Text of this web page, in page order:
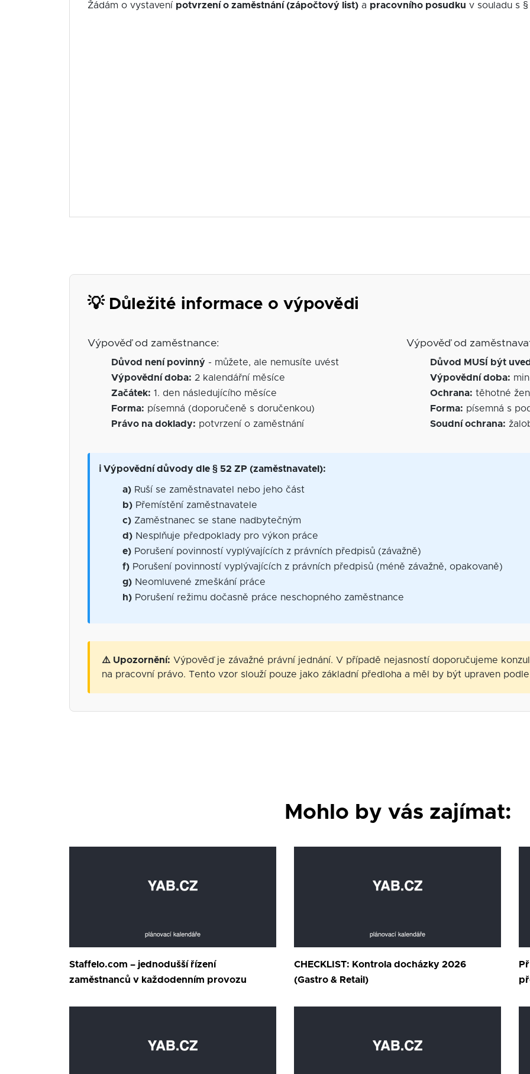
Žádám o vystavení potvrzení o zaměstnání (zápočtový list) a pracovního posudku v souladu s
💡 Důležité informace o výpovědi
Výpověď od zaměstnance:
Důvod není povinný - můžete, ale nemusíte uvést
Výpovědní doba: 2 kalendářní měsíce
Začátek: 1. den následujícího měsíce
Forma: písemná (doporučeně s doručenkou)
Právo na doklady: potvrzení o zaměstnání
Výpověď od
Důvod MUSÍ být
Výpovědní doba:
Ochrana: těhotné
Forma: písemná s
Soudní ochrana:
ℹ️ Výpovědní důvody dle § 52 ZP (zaměstnavatel):
a) Ruší se zaměstnavatel nebo jeho část
b) Přemístění zaměstnavatele
c) Zaměstnanec se stane nadbytečným
d) Nesplňuje předpoklady pro výkon práce
e) Porušení povinností vyplývajících z právních předpisů (závažně)
f) Porušení povinností vyplývajících z právních předpisů (méně závažně, opakovaně)
g) Neomluvené zmeškání práce
h) Porušení režimu dočasně práce neschopného zaměstnance
⚠️ Upozornění: Výpověď je závažné právní jednání. V případě nejasností doporučujeme
na pracovní právo. Tento vzor slouží pouze jako základní předloha a měl by být upraven
Mohlo by vás zajímat:
Staffelo.com – jednodušší řízení
zaměstnanců v každodenním provozu
CHECKLIST: Kontrola docházky 2026
(Gastro & Retail)